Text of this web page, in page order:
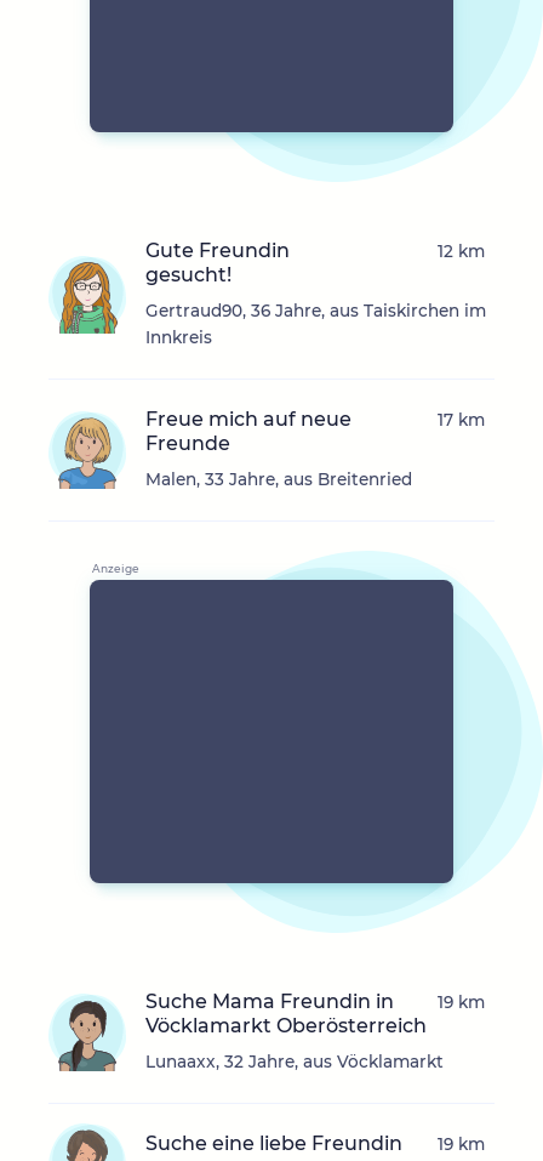
Gute Freundin
gesucht!
Gertraud90, 36 Jahre, aus Taiskirchen im
Innkreis
12 km
Freue mich auf neue
Freunde
Malen, 33 Jahre, aus Breitenried
17 km
Suche Mama Freundin in
Vöcklamarkt Oberösterreich
Lunaaxx, 32 Jahre, aus Vöcklamarkt
19 km
Suche eine liebe Freundin 19 km